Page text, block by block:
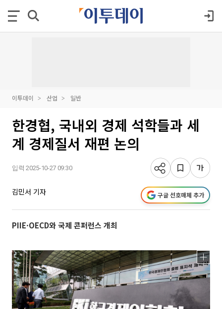
이투데이 산업 일반
한경협, 국내외 경제 석학들과 세
계 경제질서 재편 논의
입력 2025-10-27 09:30
김민서 기자 구글 선호매체 추가
PIIE·OECD와 국제 콘퍼런스 개최